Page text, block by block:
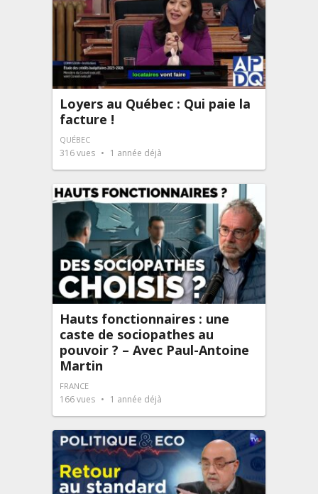
Loyers au Québec : Qui paie la
facture !
QUÉBEC
316vues 1 année déjà
Hauts fonctionnaires : une
caste de sociopathes au
pouvoir ? – Avec Paul-Antoine
Martin
FRANCE
166vues 1 année déjà